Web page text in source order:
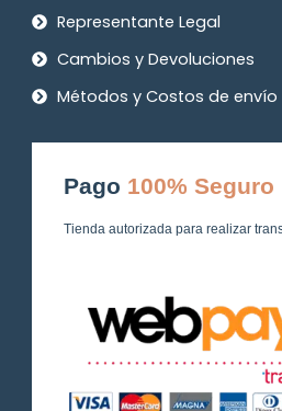
Representante Legal
Cambios y Devoluciones
Métodos y Costos de envío
Pago 100% Seguro
Tienda autorizada para realizar